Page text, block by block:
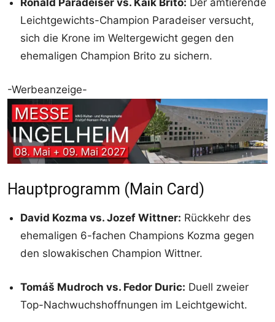
Ronald Paradeiser vs. Kaik Brito: Der amtierende
Leichtgewichts-Champion Paradeiser versucht,
sich die Krone im Weltergewicht gegen den
ehemaligen Champion Brito zu sichern.
-Werbeanzeige-
Hauptprogramm (Main Card)
David Kozma vs. Jozef Wittner: Rückkehr des
ehemaligen 6-fachen Champions Kozma gegen
den slowakischen Champion Wittner.
Tomáš Mudroch vs. Fedor Duric: Duell zweier
Top-Nachwuchshoffnungen im Leichtgewicht.